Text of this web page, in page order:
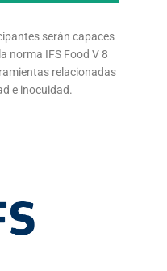
serán capaces
norma IFS Food V 8
relacionadas
e inocuidad.